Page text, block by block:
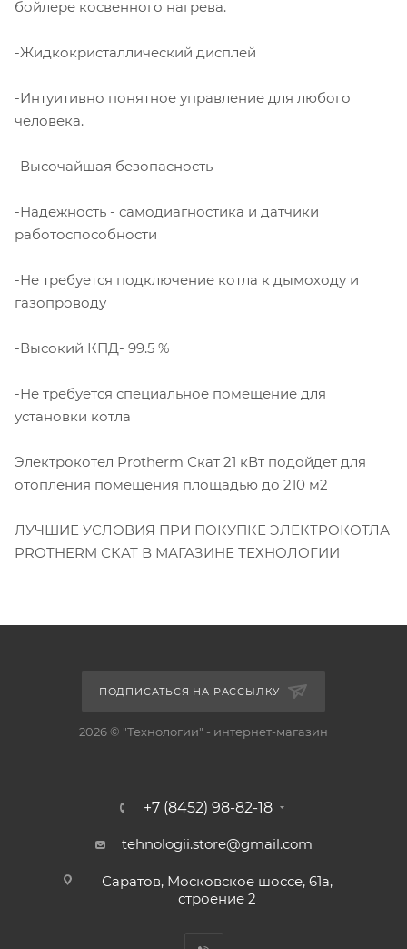
бойлере косвенного нагрева.
-Жидкокристаллический дисплей
-Интуитивно понятное управление для любого
человека.
-Высочайшая безопасность
-Надежность - самодиагностика и датчики
работоспособности
-Не требуется подключение котла к дымоходу и
газопроводу
-Высокий КПД- 99.5 %
-Не требуется специальное помещение для
установки котла
Электрокотел Protherm Скат 21 кВт подойдет для
отопления помещения площадью до 210 м2
ЛУЧШИЕ УСЛОВИЯ ПРИ ПОКУПКЕ ЭЛЕКТРОКОТЛА
PROTHERM СКАТ В МАГАЗИНЕ ТЕХНОЛОГИИ
ПОДПИСАТЬСЯ НА РАССЫЛКУ
2026 © "Технологии" - интернет-магазин
+7 (8452) 98-82-18
tehnologii.store@gmail.com
Саратов, Московское шоссе, 61а,
строение 2